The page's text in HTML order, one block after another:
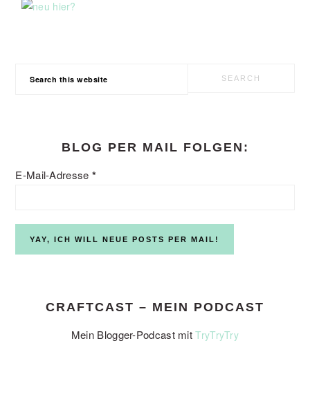
BLOG PER MAIL FOLGEN:
E-Mail-Adresse *
CRAFTCAST – MEIN PODCAST
Mein Blogger-Podcast mitTryTryTry